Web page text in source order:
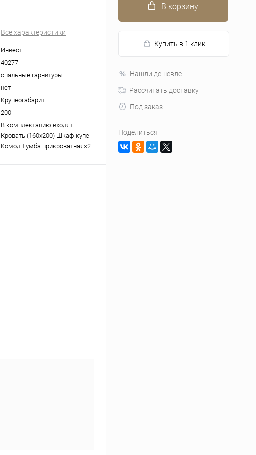
Все характеристики
Инвест
40277
спальные гарнитуры
нет
Крупногабарит
200
В комплектацию входят:
Кровать (160х200) Шкаф-купе
Комод Тумба прикроватная×2
В корзину
Купить в 1 клик
Нашли дешевле
Рассчитать доставку
Под заказ
Поделиться